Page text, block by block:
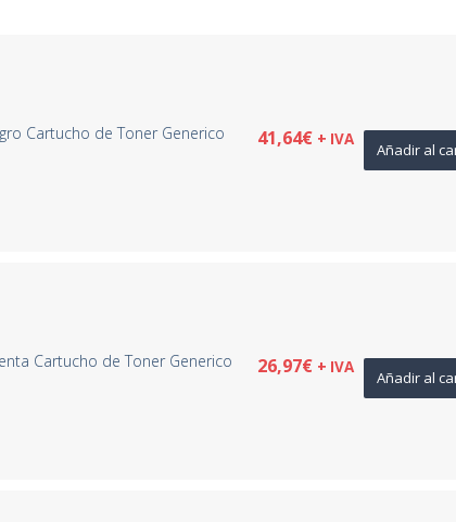
Cartucho de Toner Generico
41,64€ + IVA
Añadir al
Cartucho de Toner Generico
26,97€ + IVA
Añadir al